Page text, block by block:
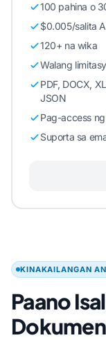
100 pahina o
$0.005/salita
120+ na wika
Walang
PDF, DOCX,
JSON
Pag-access
Suporta sa
KINAKAILANGAN
Paano